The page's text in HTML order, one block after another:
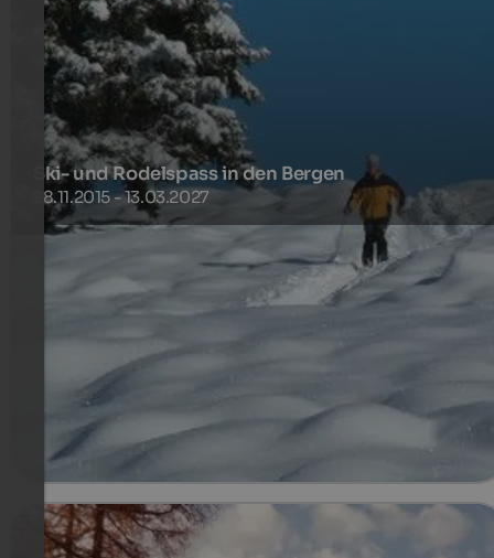
Ski- und Rodelspass in den Bergen
28.11.2015 - 13.03.2027
Meran 2000 ist wie geschaffen für Genussurlauber und
Familien. Ski und Rodelspass garantiert. Der Rastlhof ist
Ihr idealer Ausgangspunkt. Hier ein kleiner Einblick:
http://www.peer.tv/de/36
5-7 Nächte ab